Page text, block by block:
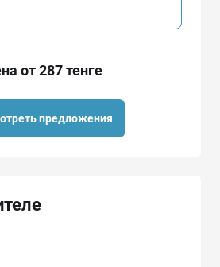
от 287 тенге
предложения